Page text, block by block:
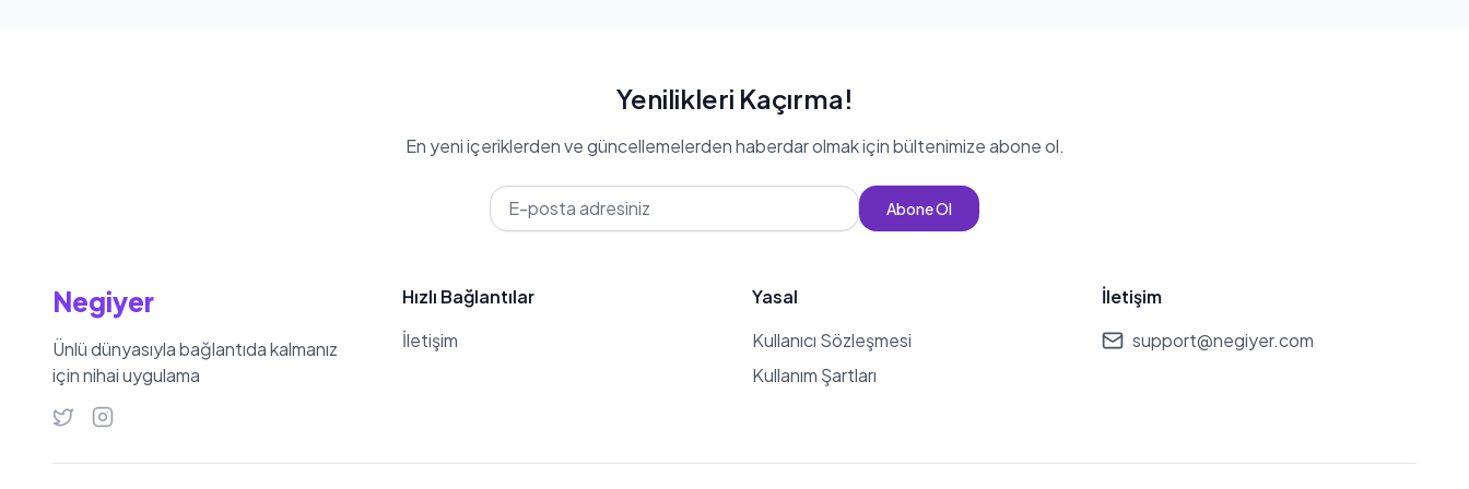
Yenilikleri Kaçırma!
En yeni içeriklerden ve güncellemelerden haberdar olmak için bültenimize abone ol.
Abone Ol
Negiyer
Ünlü dünyasıyla bağlantıda kalmanız
için nihai uygulama
Hızlı Bağlantılar
İletişim
Yasal
Kullanıcı Sözleşmesi
Kullanım Şartları
İletişim
support@negiyer.com